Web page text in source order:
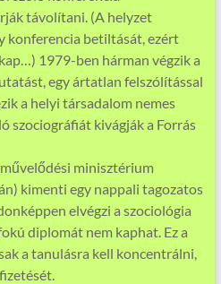
távolítani. (A helyzet
konferencia betiltását, ezért
1979-ben hárman végzik a
egy ártatlan felszólítással
a helyi társadalom nemes
szociográfiát kivágják a Forrás
művelődési minisztérium
kimenti egy nappali tagozatos
elvégzi a szociológia
diplomát nem kaphat. Ez a
a tanulásra kell koncentrálni,